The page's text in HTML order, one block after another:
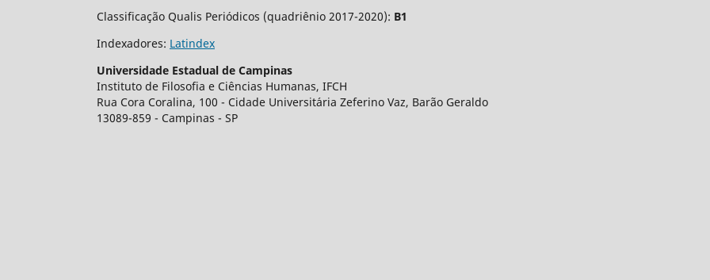
Classificação Qualis Periódicos (quadriênio 2017-2020): B1
Indexadores: Latindex
Universidade Estadual de Campinas
Instituto de Filosofia e Ciências Humanas, IFCH
Rua Cora Coralina, 100 - Cidade Universit´aria Zeferino Vaz, Barão Geraldo
13089-859 - Campinas - SP